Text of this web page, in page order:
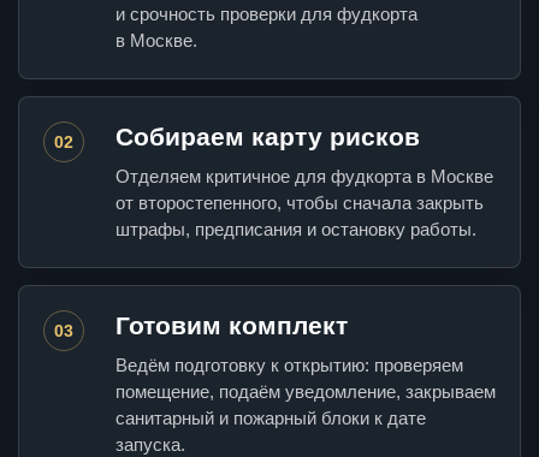
и срочность проверки для фудкорта
в Москве.
02 Собираем карту рисков
Отделяем критичное для фудкорта в Москве
от второстепенного, чтобы сначала закрыть
штрафы, предписания и остановку работы.
03 Готовим комплект
Ведём подготовку к открытию: проверяем
помещение, подаём уведомление, закрываем
санитарный и пожарный блоки к дате
запуска.